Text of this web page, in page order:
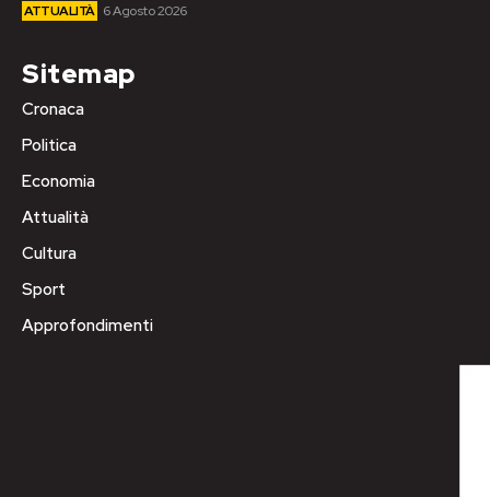
ATTUALITÀ 6 Agosto 2026
Sitemap
Cronaca
Politica
Economia
Attualità
Cultura
Sport
Approfondimenti